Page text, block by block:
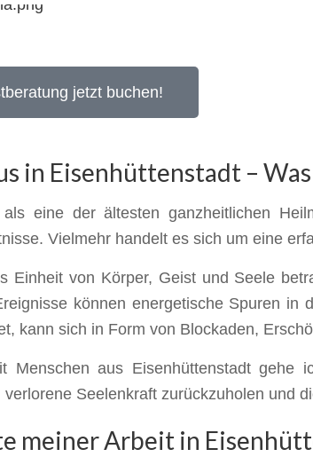
jetzt buchen!
in Eisenhüttenstadt –
als eine der ältesten ganzheitlichen
Vielmehr handelt es sich um eine
Einheit von Körper, Geist und Seele
können energetische Spuren in
kann sich in Form von Blockaden,
Menschen aus Eisenhüttenstadt gehe
Seelenkraft zurückzuholen und
meiner Arbeit in